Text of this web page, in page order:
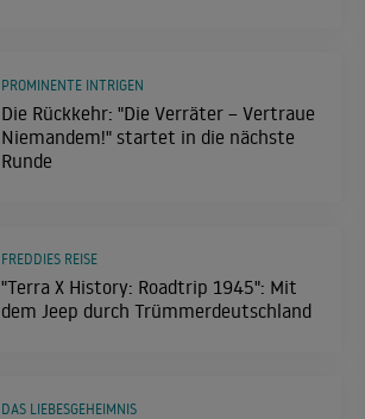
Die Rückkehr: "Die Verräter – Vertraue
Niemandem!" startet in die nächste
Runde
PROMINENTE INTRIGEN
"Terra X History: Roadtrip 1945": Mit
dem Jeep durch Trümmerdeutschland
FREDDIES REISE
DAS LIEBESGEHEIMNIS